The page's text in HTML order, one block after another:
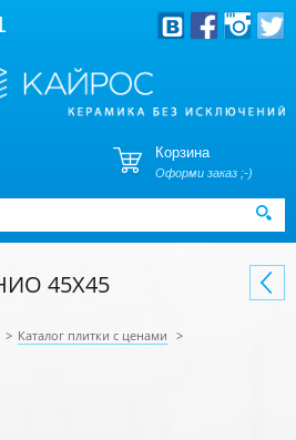
Корзина
Оформи заказ ;-)
45X45
> Каталог плитки с ценами >